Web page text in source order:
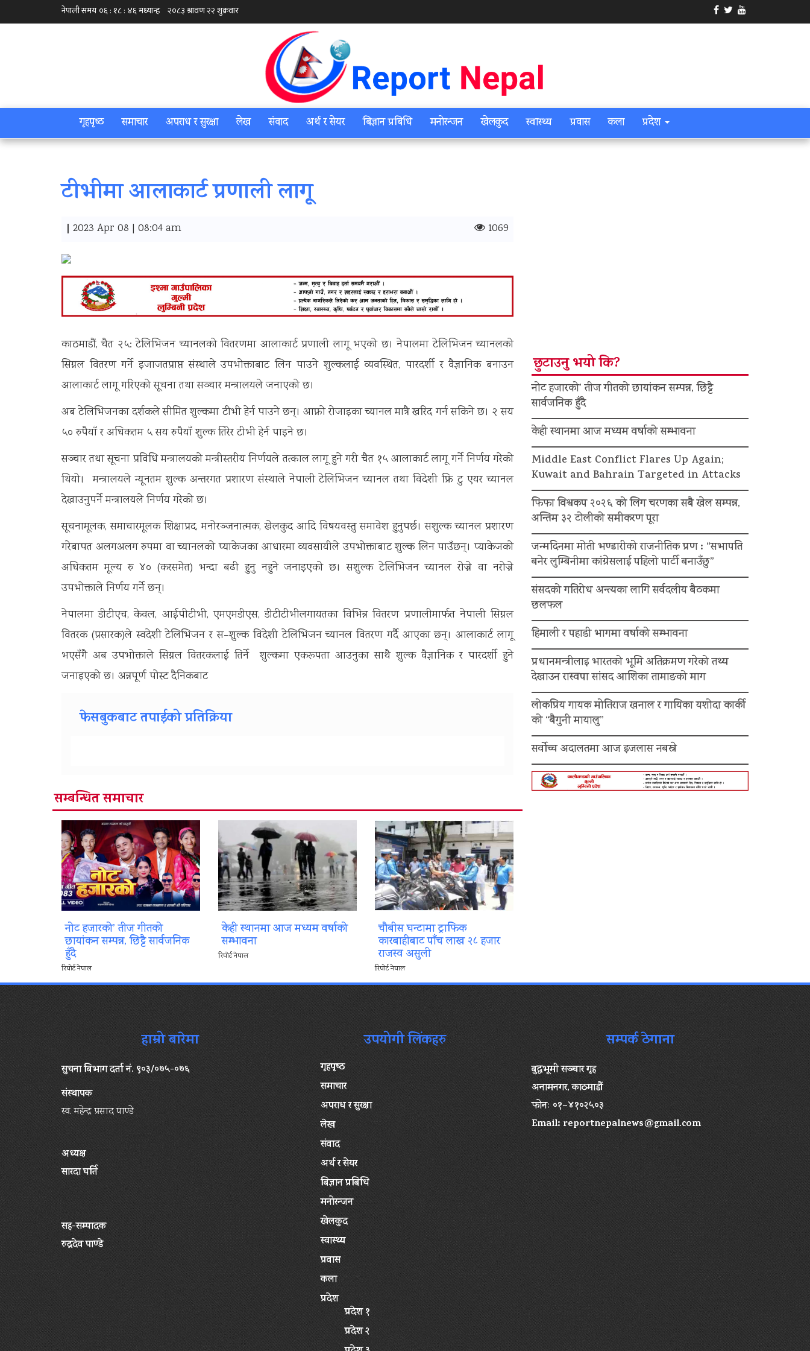
गृहपृष्‍ठ समाचार अपराध र सुरक्षा लेख संवाद अर्थ र सेयर बिज्ञान प्रबिधि मनोरन्जन खेलकुद स्वास्थ्य प्रवास कला प्रदेश
टीभीमा आलाकार्ट प्रणाली लागू
| 2023 Apr 08 | 08:04 am 1069
काठमाडौं, चैत २५: टेलिभिजन च्यानलको वितरणमा आलाकार्ट प्रणाली लागू भएको छ। नेपालमा टेलिभिजन च्यानलको
सिग्नल वितरण गर्ने इजाजतप्राप्त संस्थाले उपभोक्ताबाट लिन पाउने शुल्कलाई व्यवस्थित, पारदर्शी र वैज्ञानिक बनाउन
आलाकार्ट लागू गरिएको सूचना तथा सञ्चार मन्त्रालयले जनाएको छ।
अब टेलिभिजनका दर्शकले सीमित शुल्कमा टीभी हेर्न पाउने छन्। आफ्नो रोजाइका च्यानल मात्रै खरिद गर्न सकिने छ। २ सय
५० रुपैयाँ र अधिकतम ५ सय रुपैयाँ शुल्क तिरेर टीभी हेर्न पाइने छ।
सञ्चार तथा सूचना प्रविधि मन्त्रालयको मन्त्रीस्तरीय निर्णयले तत्काल लागू हुने गरी चैत १५ आलाकार्ट लागू गर्ने निर्णय गरेको
थियो। मन्त्रालयले न्यूनतम शुल्क अन्तरगत प्रशारण संस्थाले नेपाली टेलिभिजन च्यानल तथा विदेशी फ्रि टु एयर च्यानल
देखाउनुपर्ने मन्त्रालयले निर्णय गरेको छ।
सूचनामूलक, समाचारमूलक शिक्षाप्रद, मनोरञ्जनात्मक, खेलकुद आदि विषयवस्तु समावेश हुनुपर्छ। सशुल्क च्यानल प्रशारण
गरेबापत अलगअलग रुपमा वा च्यानलको प्याकेजका आधारमा व्यवसायीले उपभोक्ताबाट शुल्क लिन पाउँछन्। प्याकेजको
अधिकतम मूल्य रु ४० (करसमेत) भन्दा बढी हुनु नहुने जनाइएको छ। सशुल्क टेलिभिजन च्यानल रोज्ने वा नरोज्ने
उपभोक्ताले निर्णय गर्ने छन्।
नेपालमा डीटीएच, केवल, आईपीटीभी, एमएमडीएस, डीटीटीभीलगायतका विभिन्न वितरण प्रणालीमार्फत नेपाली सिग्नल
वितरक (प्रसारक)ले स्वदेशी टेलिभिजन र स–शुल्क विदेशी टेलिभिजन च्यानल वितरण गर्दै आएका छन्। आलाकार्ट लागू
भएसँगै अब उपभोक्ताले सिग्नल वितरकलाई तिर्ने शुल्कमा एकरूपता आउनुका साथै शुल्क वैज्ञानिक र पारदर्शी हुने
जनाइएको छ। अन्नपूर्ण पाेस्ट दैनिकबाट
फेसबुकबाट तपाईको प्रतिक्रिया
सम्बन्धित समाचार
नोट हजारको’ तीज गीतको
छायांकन सम्पन्न, छिट्टै सार्वजनिक
हुँदै
रिपोर्ट नेपाल
केही स्थानमा आज मध्यम वर्षाको
सम्भावना
रिपोर्ट नेपाल
चौबीस घन्टामा ट्राफिक
कारबाहीबाट पाँच लाख २८ हजार
राजस्व असुली
रिपोर्ट नेपाल
छुटाउनु भयो कि?
नोट हजारको’ तीज गीतको छायांकन सम्पन्न, छिट्टै
सार्वजनिक हुँदै
केही स्थानमा आज मध्यम वर्षाको सम्भावना
Middle East Conflict Flares Up Again;
Kuwait and Bahrain Targeted in Attacks
फिफा विश्वकप २०२६ को लिग चरणका सबै खेल सम्पन्न,
अन्तिम ३२ टोलीको समीकरण पूरा
जन्मदिनमा मोती भण्डारीको राजनीतिक प्रण : “सभापति
बनेर लुम्बिनीमा कांग्रेसलाई पहिलो पार्टी बनाउँछु”
संसदको गतिरोध अन्त्यका लागि सर्वदलीय बैठकमा
छलफल
हिमाली र पहाडी भागमा वर्षाको सम्भावना
प्रधानमन्त्रीलाइ भारतको भूमि अतिक्रमण गरेको तथ्य
देखाउन रास्वपा सांसद आशिका तामाङको माग
लोकप्रिय गायक मोतिराज खनाल र गायिका यशोदा कार्की
को “बैगुनी मायालु”
सर्वोच्च अदालतमा आज इजलास नबस्ने
हाम्रो बारेमा
सुचना बिभाग दर्ता नं. ९०३/०७५-०७६
संस्थापक
स्व. महेन्द्र प्रसाद पाण्डे
अध्यक्ष
सारदा घर्ति
सह-सम्पादक
रुद्रदेव पाण्डे
उपयोगी लिंकहरु
गृहपृष्‍ठ
समाचार
अपराध र सुरक्षा
लेख
संवाद
अर्थ र सेयर
बिज्ञान प्रबिधि
मनोरन्जन
खेलकुद
स्वास्थ्य
प्रवास
कला
प्रदेश
प्रदेश १
प्रदेश २
सम्पर्क ठेगाना
बुद्धभूमी सञ्चार गृह
अनामनगर, काठमाडौं
फोनः ०१–४१०२५०३
Email:reportnepalnews@gmail.com